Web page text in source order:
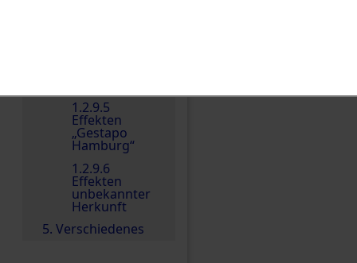
1.2.9.5
Effekten
„Gestapo
Hamburg“
1.2.9.6
Effekten
unbekannter
Herkunft
5. Verschiedenes